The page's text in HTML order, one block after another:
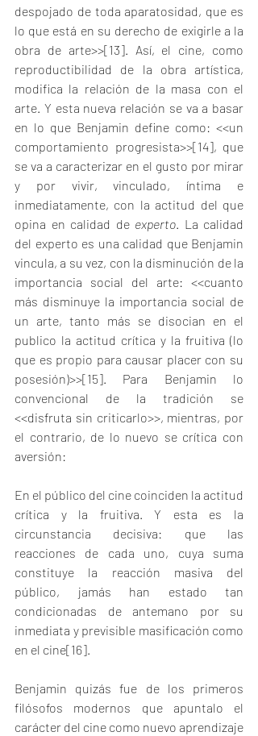
despojado de toda aparatosidad, que es
lo que está en su derecho de exigirle a la
obra de arte>>[13]. Así, el cine, como
reproductibilidad de la obra artística,
modifica la relación de la masa con el
arte. Y esta nueva relación se va a basar
en lo que Benjamin define como: <<un
comportamiento progresista>>[14], que
se va a caracterizar en el gusto por mirar
y por vivir, vinculado, íntima e
inmediatamente, con la actitud del que
opina en calidad de experto . La calidad
del experto es una calidad que Benjamin
vincula, a su vez, con la disminución de la
importancia social del arte: <<cuanto
más disminuye la importancia social de
un arte, tanto más se disocian en el
publico la actitud crítica y la fruitiva (lo
que es propio para causar placer con su
posesión)>>[15] . Para Benjamin lo
convencional de la tradición se
<<disfruta sin criticarlo>>, mientras, por
el contrario, de lo nuevo se crítica con
aversión:
En el público del cine coinciden la actitud
crítica y la fruitiva. Y esta es la
circunstancia decisiva: que las
reacciones de cada uno, cuya suma
constituye la reacción masiva del
público, jamás han estado tan
condicionadas de antemano por su
inmediata y previsible masificación como
en el cine[16]
Benjamin quizás fue de los primeros
filósofos modernos que apuntalo el
carácter del cine como nuevo aprendizaje